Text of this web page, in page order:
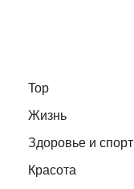
Top
Жизнь
Здоровье и спорт
Красота